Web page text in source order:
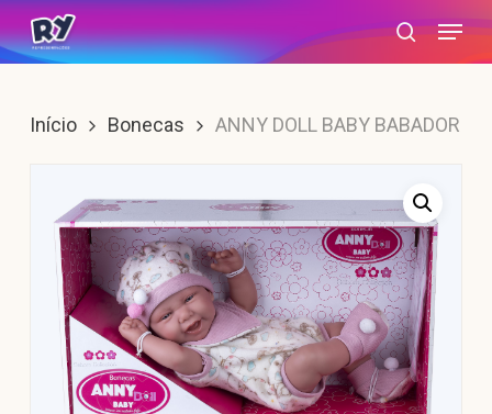
Skip
to
content
search
Menu
Início Bonecas ANNY DOLL BABY BABADOR